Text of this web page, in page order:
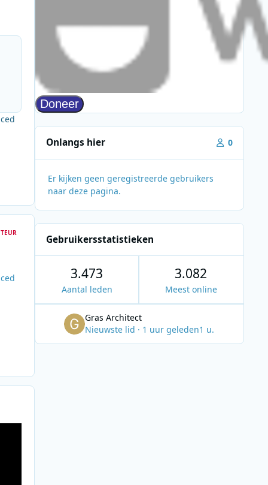
Onlangs hier 0
Er kijken geen geregistreerde gebruikers
naar deze pagina.
Gebruikersstatistieken
3.473
Aantal leden
3.082
Meest online
Gras Architect
Nieuwste lid · 1 uur geleden1 u.